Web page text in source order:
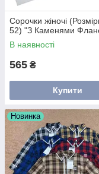
Сорочки жіночі
52) "З Каменями
В наявності
565 ₴
Купити
Новинка